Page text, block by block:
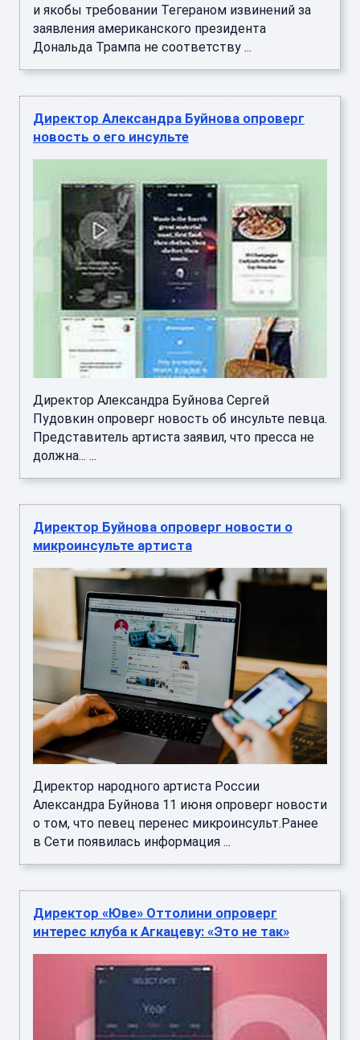
и якобы требовании Тегераном извинений за
заявления американского президента
Дональда Трампа не соответству ...
Директор Александра Буйнова опроверг
новость о его инсульте
Директор Александра Буйнова Сергей
Пудовкин опроверг новость об инсульте певца.
Представитель артиста заявил, что пресса не
должна... ...
Директор Буйнова опроверг новости о
микроинсульте артиста
Директор народного артиста России
Александра Буйнова 11 июня опроверг новости
о том, что певец перенес микроинсульт.Ранее
в Сети появилась информация ...
Директор «Юве» Оттолини опроверг
интерес клуба к Агкацеву: «Это не так»